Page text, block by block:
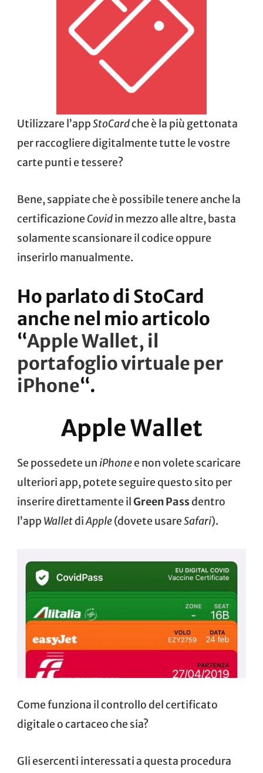
Utilizzare l’appStoCardche è la più gettonata
per raccogliere digitalmente tutte le vostre
carte punti e tessere?
Bene, sappiate che è possibile tenere anche la
certificazione Covidin mezzo alle altre, basta
solamente scansionare il codice oppure
inserirlo manualmente.
Ho parlato di StoCard
anche nel mio articolo
“Apple Wallet, il
portafoglio virtuale per
iPhone“.
Apple Wallet
Se possedete un iPhonee non volete scaricare
ulteriori app, potete seguirequesto sito per
inserire direttamente il Green Passdentro
l’app WalletdiApple(dovete usareSafari).
Come funziona il controllo del certificato
digitale o cartaceo che sia?
Gli esercenti interessati a questa procedura